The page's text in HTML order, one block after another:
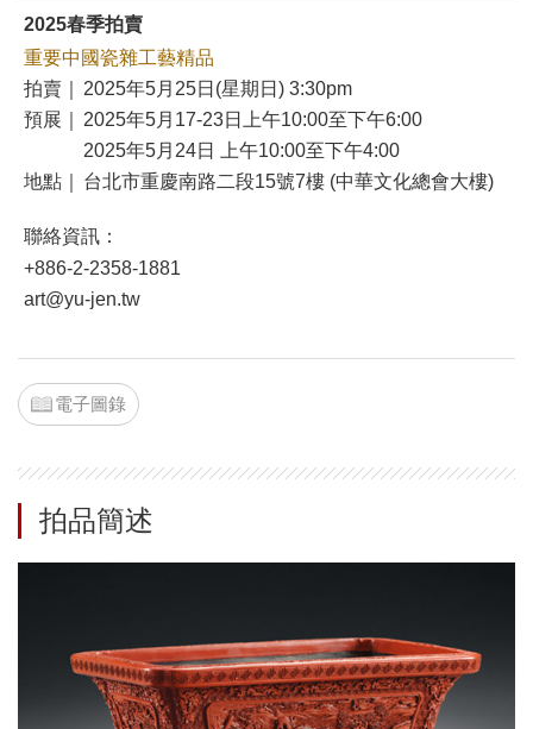
2025春季拍賣
重要中國瓷雜工藝精品
拍賣｜
2025年5月25日(星期日) 3:30pm
預展｜
2025年5月17-23日上午10:00至下午6:00
2025年5月24日 上午10:00至下午4:00
地點｜
台北市重慶南路二段15號7樓 (中華文化總會大樓)
聯絡資訊：
+886-2-2358-1881
art@yu-jen.tw
電子圖錄
拍品簡述